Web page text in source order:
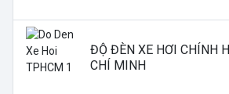
ĐỘ ĐÈN XE HƠI CHÍNH
CHÍ MINH